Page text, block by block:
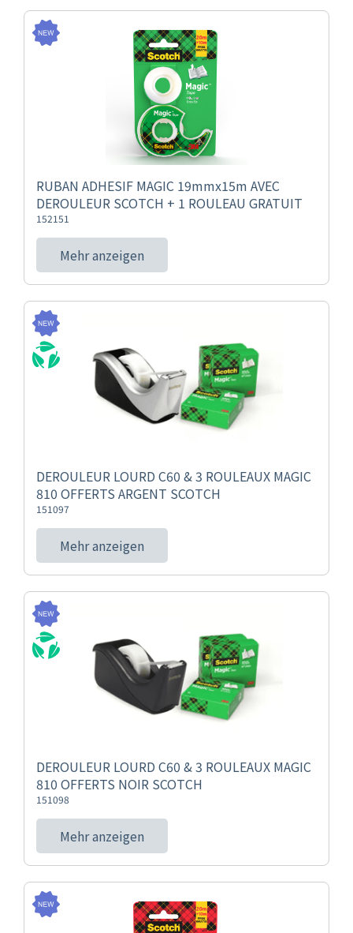
RUBAN ADHESIF MAGIC 19mmx15m AVEC
DEROULEUR SCOTCH + 1 ROULEAU GRATUIT
152151
Mehr anzeigen
DEROULEUR LOURD C60 & 3 ROULEAUX MAGIC
810 OFFERTS ARGENT SCOTCH
151097
Mehr anzeigen
DEROULEUR LOURD C60 & 3 ROULEAUX MAGIC
810 OFFERTS NOIR SCOTCH
151098
Mehr anzeigen